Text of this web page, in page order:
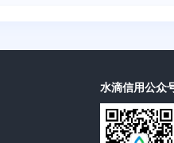
水滴信用公众